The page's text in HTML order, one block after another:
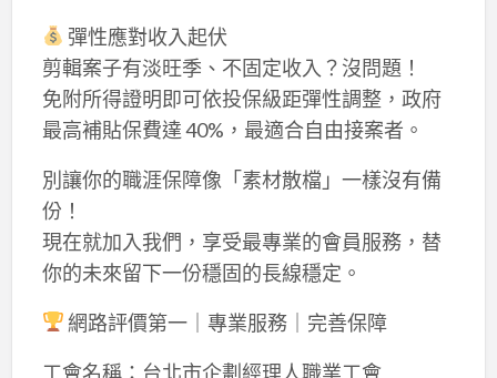
彈性應對收入起伏
剪輯案子有淡旺季、不固定收入？沒問題！
免附所得證明即可依投保級距彈性調整，政府
最高補貼保費達 40%，最適合自由接案者。
別讓你的職涯保障像「素材散檔」一樣沒有備
份！
現在就加入我們，享受最專業的會員服務，替
你的未來留下一份穩固的長線穩定。
網路評價第一｜專業服務｜完善保障
工會名稱：台北市企劃經理人職業工會